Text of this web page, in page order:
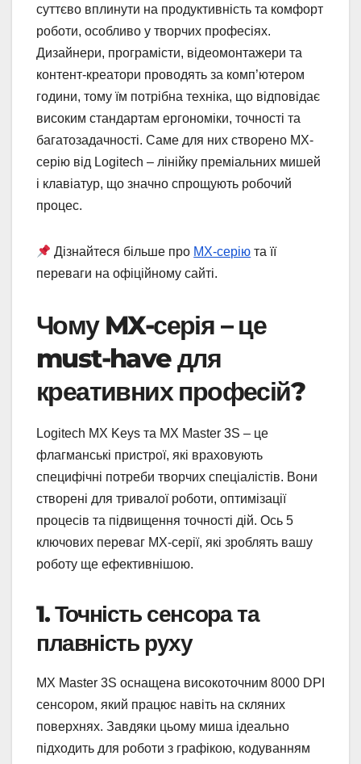
суттєво вплинути на продуктивність та комфорт
роботи, особливо у творчих професіях.
Дизайнери, програмісти, відеомонтажери та
контент-креатори проводять за комп’ютером
години, тому їм потрібна техніка, що відповідає
високим стандартам ергономіки, точності та
багатозадачності. Саме для них створено MX-
серію від Logitech – лінійку преміальних мишей
і клавіатур, що значно спрощують робочий
процес.
Дізнайтеся більше про MX-серію та її
переваги на офіційному сайті.
Чому MX-серія – це
must-have для
креативних професій?
Logitech MX Keys та MX Master 3S – це
флагманські пристрої, які враховують
специфічні потреби творчих спеціалістів. Вони
створені для тривалої роботи, оптимізації
процесів та підвищення точності дій. Ось 5
ключових переваг MX-серії, які зроблять вашу
роботу ще ефективнішою.
1. Точність сенсора та
плавність руху
MX Master 3S оснащена високоточним 8000 DPI
сенсором, який працює навіть на скляних
поверхнях. Завдяки цьому миша ідеально
підходить для роботи з графікою, кодуванням